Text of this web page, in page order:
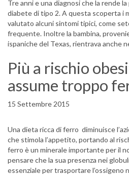
Tre anni e una diagnosi che la rende
diabete di tipo 2. A questa scoperta i
valutato alcuni sintomi tipici, come
frequente. Inoltre la bambina,
ispaniche del Texas, rientrava anche
Più a rischio
assume troppo
15 Settembre 2015
Una dieta ricca di ferro diminuisce
che stimola l’appetito, portando al
ferro è un minerale importante per il
pensare che la sua presenza nei
essenziale per trasportare l’ossigeno